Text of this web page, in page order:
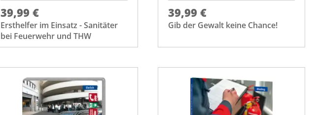
39,99 €
Ersthelfer im Einsatz - Sanitäter
bei Feuerwehr und THW
39,99 €
Gib der Gewalt keine Chance!